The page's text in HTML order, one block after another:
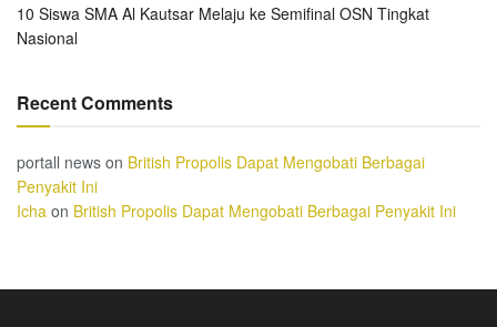
10 Siswa SMA Al Kautsar Melaju ke Semifinal OSN Tingkat
Nasional
Recent Comments
portall news on British Propolis Dapat Mengobati Berbagai
Penyakit Ini
Icha on British Propolis Dapat Mengobati Berbagai Penyakit Ini